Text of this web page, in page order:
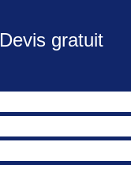
Devis gratuit